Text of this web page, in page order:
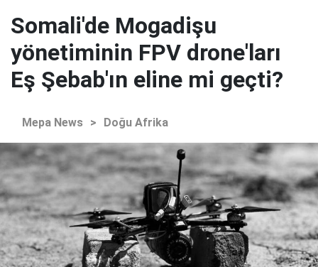
Somali'de Mogadişu
yönetiminin FPV drone'ları
Eş Şebab'ın eline mi geçti?
Mepa News > Doğu Afrika